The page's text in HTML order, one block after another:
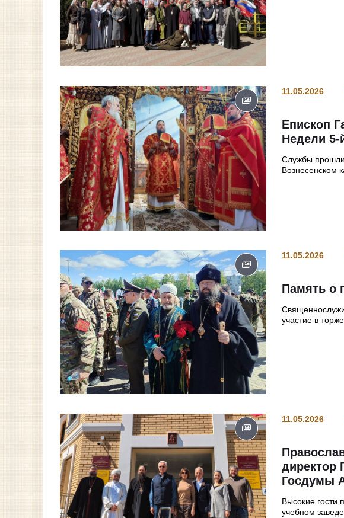
11.05.2026
Епископ
Недели 5-
Службы
Вознесенском
11.05.2026
Память о
участие в
11.05.2026
директор
Госдумы
Высокие гости
учебном